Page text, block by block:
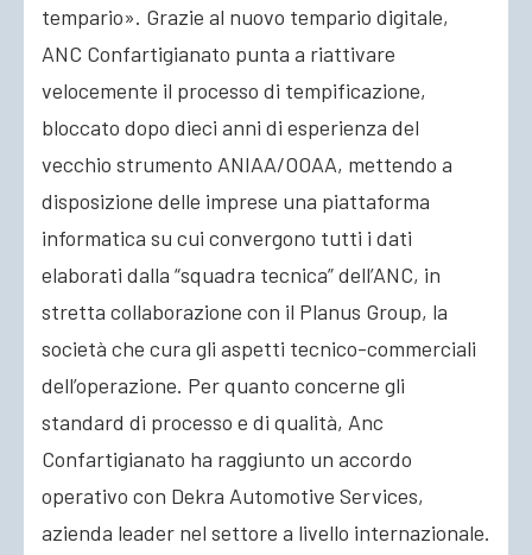
tempario». Grazie al nuovo tempario digitale,
ANC Confartigianato punta a riattivare
velocemente il processo di tempificazione,
bloccato dopo dieci anni di esperienza del
vecchio strumento ANIAA/OOAA, mettendo a
disposizione delle imprese una piattaforma
informatica su cui convergono tutti i dati
elaborati dalla “squadra tecnica” dell’ANC, in
stretta collaborazione con il Planus Group, la
società che cura gli aspetti tecnico-commerciali
dell’operazione. Per quanto concerne gli
standard di processo e di qualità, Anc
Confartigianato ha raggiunto un accordo
operativo con Dekra Automotive Services,
azienda leader nel settore a livello internazionale.